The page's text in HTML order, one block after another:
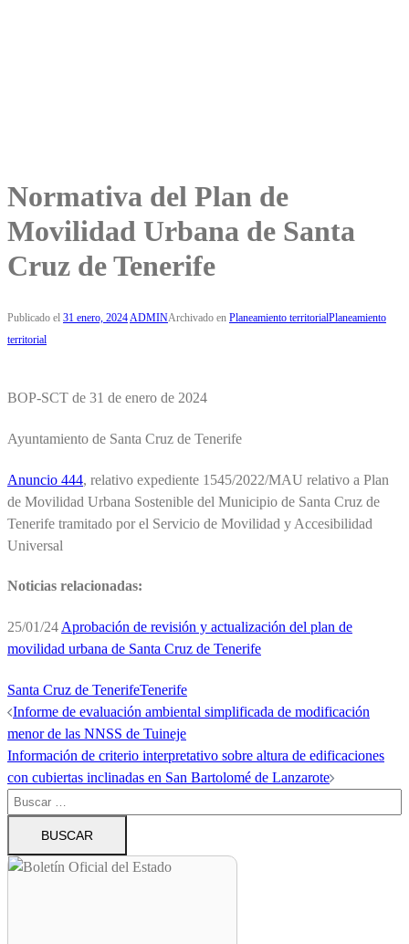
Normativa del Plan de
Movilidad Urbana de Santa
Cruz de Tenerife
Publicado el 31 enero, 2024ADMINArchivado en Planeamiento territorialPlaneamiento
territorial
BOP-SCT de 31 de enero de 2024
Ayuntamiento de Santa Cruz de Tenerife
Anuncio 444, relativo expediente 1545/2022/MAU relativo a Plan
de Movilidad Urbana Sostenible del Municipio de Santa Cruz de
Tenerife tramitado por el Servicio de Movilidad y Accesibilidad
Universal
Noticias relacionadas:
25/01/24 Aprobación de revisión y actualización del plan de
movilidad urbana de Santa Cruz de Tenerife
Santa Cruz de TenerifeTenerife
Navegación
de
entradas
Informe de evaluación ambiental simplificada de modificación
menor de las NNSS de Tuineje
Información de criterio interpretativo sobre altura de edificaciones
con cubiertas inclinadas en San Bartolomé de Lanzarote
Buscar: